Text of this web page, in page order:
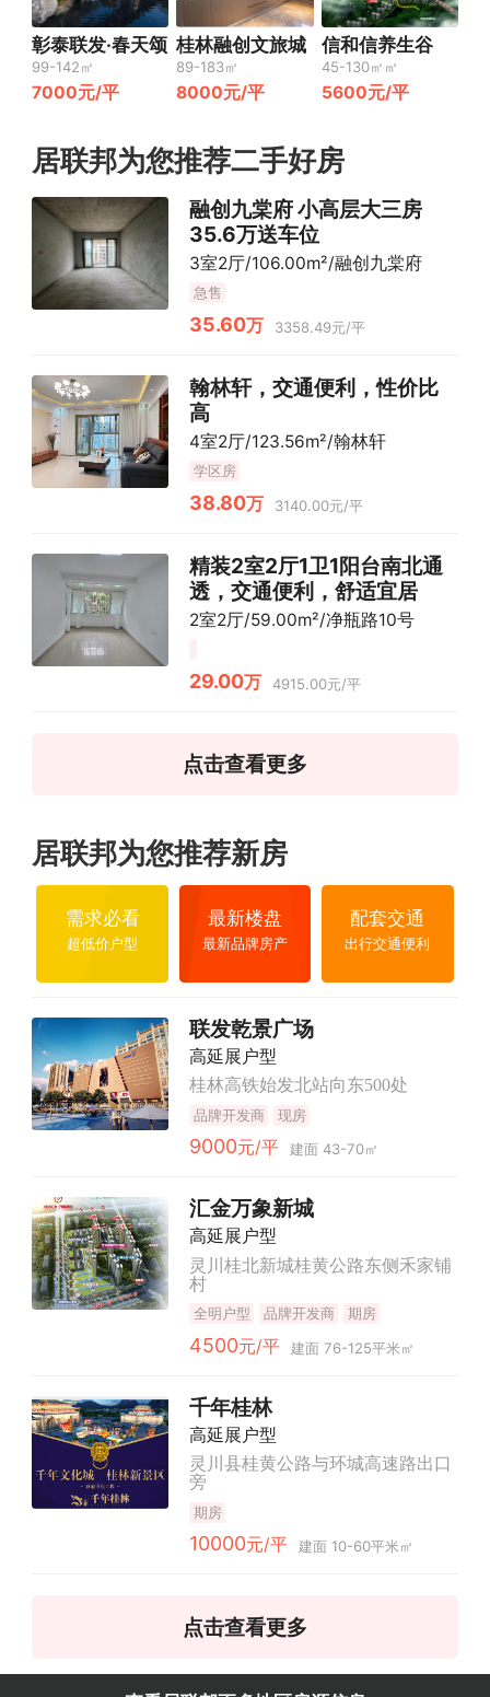
彰泰联发·春天颂
99-142㎡
7000元/平
桂林融创文旅城
89-183㎡
8000元/平
信和信养生谷
45-130㎡㎡
5600元/平
居联邦为您推荐二手好房
融创九棠府 小高层大三房
35.6万送车位
3室2厅/106.00m²/融创九棠府
急售
35.60万 3358.49元/平
翰林轩，交通便利，性价比
高
4室2厅/123.56m²/翰林轩
学区房
38.80万 3140.00元/平
精装2室2厅1卫1阳台南北通
透，交通便利，舒适宜居
2室2厅/59.00m²/净瓶路10号
29.00万 4915.00元/平
点击查看更多
居联邦为您推荐新房
需求必看
超低价户型
最新楼盘
最新品牌房产
配套交通
出行交通便利
联发乾景广场
高延展户型
桂林高铁始发北站向东500处
品牌开发商 现房
9000元/平 建面 43-70㎡
汇金万象新城
高延展户型
灵川桂北新城桂黄公路东侧禾家铺
村
全明户型 品牌开发商 期房
4500元/平 建面 76-125平米㎡
千年桂林
高延展户型
灵川县桂黄公路与环城高速路出口
旁
期房
10000元/平 建面 10-60平米㎡
点击查看更多